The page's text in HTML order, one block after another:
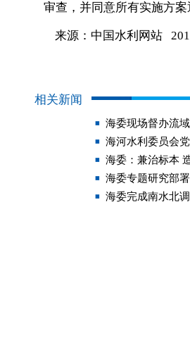
审查，并同意所有实施方
来源：中国水利网站
相关新闻
海委现场督办流
海河水利委员会
海委：兼治标本
海委专题研究部
海委完成南水北